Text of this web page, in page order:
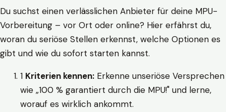
Du suchst einen verlässlichen Anbieter für deine MPU-
Vorbereitung – vor Ort oder online? Hier erfährst du,
woran du seriöse Stellen erkennst, welche Optionen es
gibt und wie du sofort starten kannst.
1 Kriterien kennen: Erkenne unseriöse Versprechen
wie „100 % garantiert durch die MPU!" und lerne,
worauf es wirklich ankommt.